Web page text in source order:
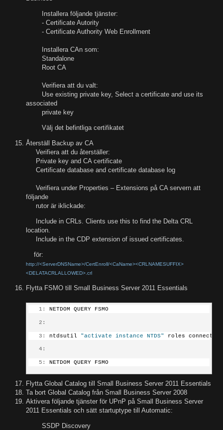
Installera följande tjänster:
- Certificate Autority
- Certificate Authority Web Enrollment
Installera CAn som:
Standalone
Root CA
Verifiera att du valt:
Use existing private key, Select a certificate and use its
associated
private key
Välj det befintliga certifikatet
Återställ Backup av CA
Verifiera att du återställer:
Private key and CA certificate
Certificate database and certificate database log
Verifiera under Properties – Extensions på CA servern att
följande
rutor är iklickade:
Include in CRLs. Clients use this to find the Delta CRL
location.
Include in the CDP extension of issued certificates.
för:
http://<ServerDNSName>/CertEnroll/<CaName><CRLNAMESUFFIX>
<DELATACRLALLOWED>.crl
Flytta FSMO till Small Business Server 2011 Essentials
   1:
NETDOM QUERY FSMO
   2:
   3:
ntdsutil "activate instance NTDS" roles
   4:
   5:
NETDOM QUERY FSMO
Flytta Global Catalog till Small Business Server 2011 Essentials
Ta bort Global Catalog från Small Business Server 2008
Aktivera följande tjänster för UPnP på Small Business Server
2011 Essentials och sätt startuptype till Automatic:
SSDP Discovery